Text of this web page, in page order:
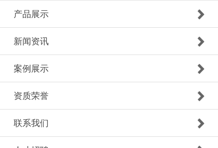
产品展示
新闻资讯
案例展示
资质荣誉
联系我们